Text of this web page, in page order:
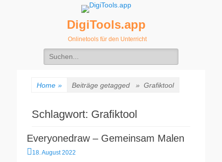
DigiTools.app
Onlinetools für den Unterricht
Suche
nach:
Home » Beiträge getagged » Grafiktool
Schlagwort: Grafiktool
Everyonedraw – Gemeinsam Malen
Veröffentlicht
18. August 2022